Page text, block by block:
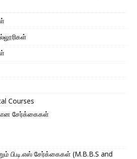
Courses
சேர்க்கைகள்
பி.டி.எஸ் சேர்க்கைகள் (M.B.B.S and